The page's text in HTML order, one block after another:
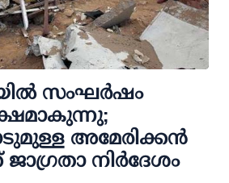
സംഘര്‍ഷം
അമേരിക്കന്‍
ജാഗ്രതാ നിര്‍ദേശം